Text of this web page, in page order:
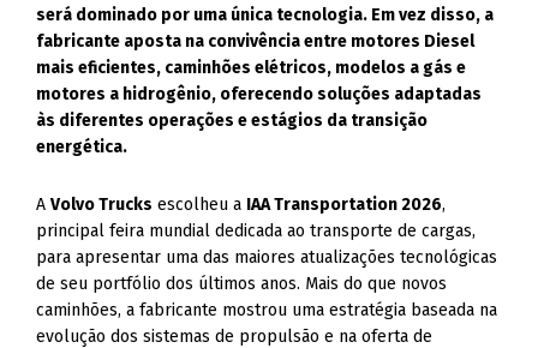
será dominado por uma única tecnologia. Em vez disso, a
fabricante aposta na convivência entre motores Diesel
mais eficientes, caminhões elétricos, modelos a gás e
motores a hidrogênio, oferecendo soluções adaptadas
às diferentes operações e estágios da transição
energética.
AVolvo Trucks escolheu a IAA Transportation 2026,
principal feira mundial dedicada ao transporte de cargas,
para apresentar uma das maiores atualizações tecnológicas
de seu portfólio dos últimos anos. Mais do que novos
caminhões, a fabricante mostrou uma estratégia baseada na
evolução dos sistemas de propulsão e na oferta de